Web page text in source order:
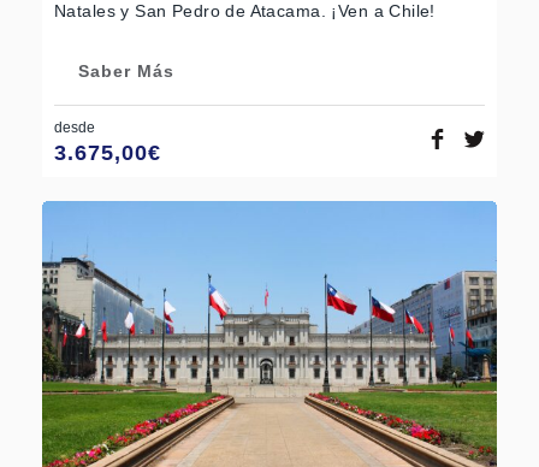
Natales y San Pedro de Atacama. ¡Ven a Chile!
Saber Más
desde
3.675,00€